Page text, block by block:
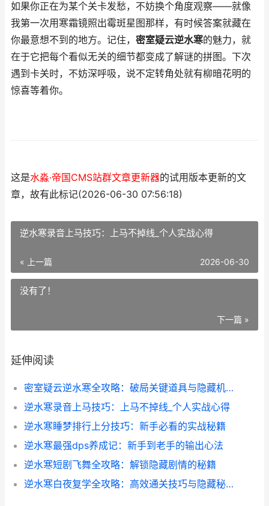
如果你正在为某个关卡发愁，不妨换个角度观察——就像
我第一次用寒霜镜照出霉斑星图那样，有时候答案就藏在
你最意想不到的地方。记住， 密室疑云逆水寒的魅力，就
在于它把每个看似无关的细节都变成了解谜的拼图。下次
遇到卡关时，不妨深呼吸，说不定转角处就有柳暗花明的
惊喜等着你。
这是水淼·帝国CMS站群文章更新器的试用版本更新的文
章，故有此标记(2026-06-30 07:56:18)
逆水寒录音上马技巧：上马不掉线_个人实战心得
« 上一篇 2026-06-30
没有了！
下一篇 »
延伸阅读
密室疑云逆水寒全攻略：破局关键道具与隐藏机关大揭秘
逆水寒录音上马技巧：上马不掉线_个人实战心得
逆水寒睡梦排行上分技巧：新手必看的实战秘籍
逆水寒最强dps养成记：新手到老手的输出心法
逆水寒短剧飞舞全攻略：解锁隐藏剧情的秘籍
逆水寒白夜复学全攻略：高效通关技巧与隐藏秘密揭秘